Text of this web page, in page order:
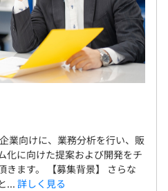
託、派遣と上位会社の依頼に
おります。
業向けに、業務分析を行い、販
化に向けた提案および開発をチ
きます。 【募集背景】 さらな
... 詳しく見る